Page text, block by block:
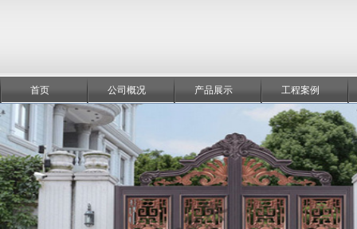
首页 公司概况 产品展示 工程案例